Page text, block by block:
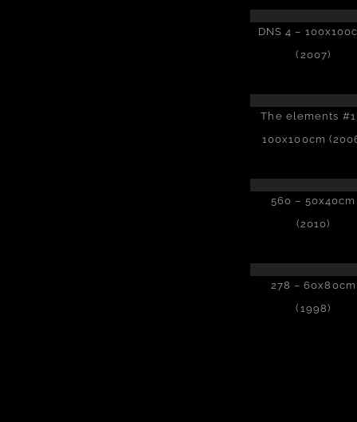
DNS 4 –
(2007)
The elements #1
100x100cm
560 – 50x40cm
(2010)
278 – 60x80cm
(1998)